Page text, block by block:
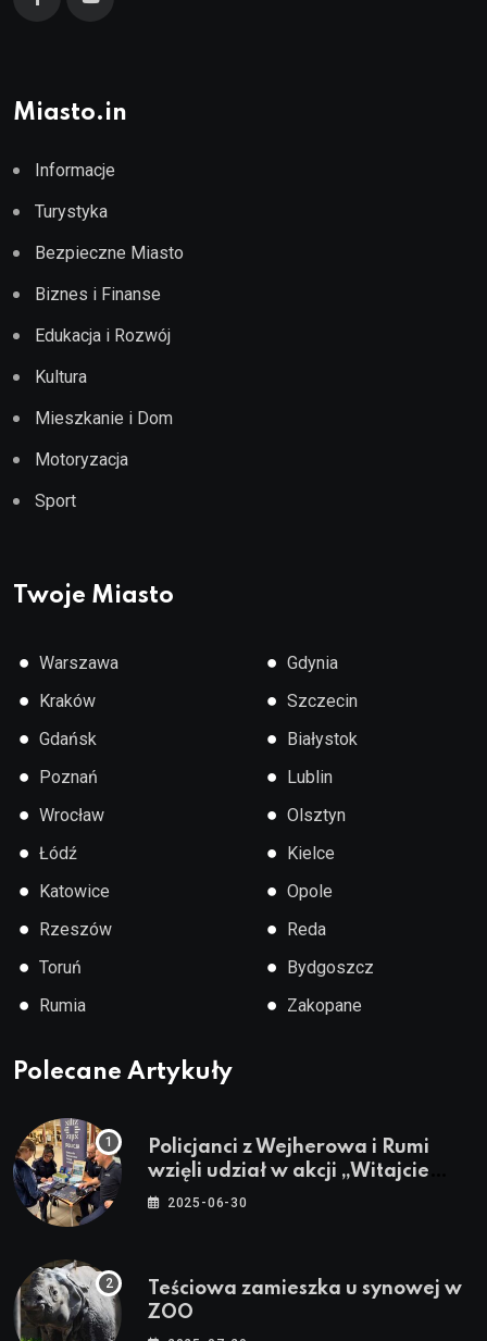
Miasto.in
Informacje
Turystyka
Bezpieczne Miasto
Biznes i Finanse
Edukacja i Rozwój
Kultura
Mieszkanie i Dom
Motoryzacja
Sport
Twoje Miasto
● Warszawa
● Kraków
● Gdańsk
● Poznań
● Wrocław
● Łódź
● Katowice
● Rzeszów
● Toruń
● Rumia
● Gdynia
● Szczecin
● Białystok
● Lublin
● Olsztyn
● Kielce
● Opole
● Reda
● Bydgoszcz
● Zakopane
Polecane Artykuły
Policjanci z Wejherowa i Rumi
wzięli udział w akcji „Witajcie
Wakacje”
2025-06-30
Teściowa zamieszka u synowej w
ZOO